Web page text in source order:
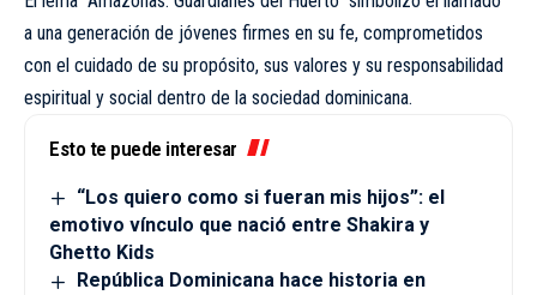
a una generación de jóvenes firmes en su fe, comprometidos
con el cuidado de su propósito, sus valores y su responsabilidad
espiritual y social dentro de la sociedad dominicana.
Esto te puede interesar
“Los quiero como si fueran mis hijos”: el
emotivo vínculo que nació entre Shakira y
Ghetto Kids
República Dominicana hace historia en